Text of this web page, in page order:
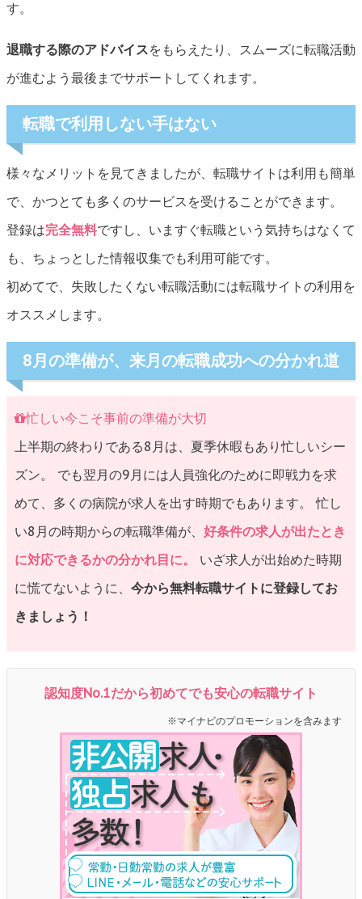
す。
退職する際のアドバイスをもらえたり、スムーズに転職活動
が進むよう最後までサポートしてくれます。
転職で利用しない手はない
様々なメリットを見てきましたが、転職サイトは利用も簡単
で、かつとても多くのサービスを受けることができます。
登録は完全無料ですし、いますぐ転職という気持ちはなくて
も、ちょっとした情報収集でも利用可能です。
初めてで、失敗したくない転職活動には転職サイトの利用を
オススメします。
8月の準備が、来月の転職成功への分かれ道
忙しい今こそ事前の準備が大切
上半期の終わりである8月は、夏季休暇もあり忙しいシー
ズン。 でも翌月の9月には人員強化のために即戦力を求
めて、多くの病院が求人を出す時期でもあります。 忙し
い8月の時期からの転職準備が、 好条件の求人が出たとき
に対応できるかの分かれ目に。
いざ求人が出始めた時期
に慌てないように、 今から無料転職サイトに登録してお
きましょう！
認知度No.1だから初めてでも安心の転職サイト
※マイナビのプロモーションを含みます